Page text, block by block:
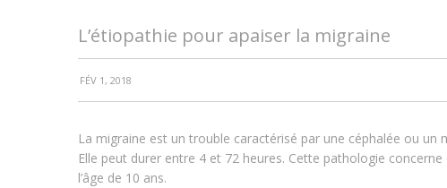
L’étiopathie pour apaiser la migraine
FÉV 1, 2018
La migraine est un trouble caractérisé par une céphalée ou un
Elle peut durer entre 4 et 72 heures. Cette pathologie
l’âge de 10 ans.